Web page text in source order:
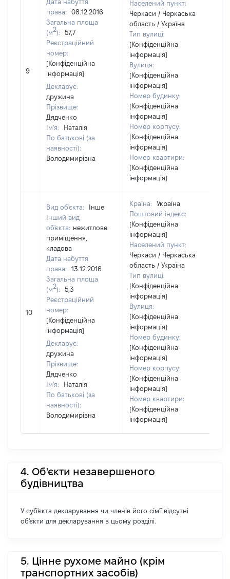
9
Дата набуття
права:
08.12.2016
Загальна площа
(м2):
57,7
Реєстраційний
номер:
[Конфіденційна
інформація]
Декларує:
дружина
Прізвище:
Дядченко
Ім'я:
Наталія
По батькові (за
наявності):
Володимирівна
Населений пункт:
Черкаси / Черкаська
область / Україна
Тип вулиці:
[Конфіденційна
інформація]
Вулиця:
[Конфіденційна
інформація]
Номер будинку:
[Конфіденційна
інформація]
Номер корпусу:
[Конфіденційна
інформація]
Номер квартири:
[Конфіденційна
інформація]
10
Вид об'єкта:
Інше
Інший вид
об'єкта: нежитлове
приміщення,
кладова
Дата набуття
права:
13.12.2016
Загальна площа
(м2):
5,3
Реєстраційний
номер:
[Конфіденційна
інформація]
Декларує:
дружина
Прізвище:
Дядченко
Ім'я:
Наталія
По батькові (за
наявності):
Володимирівна
Країна:
Україна
Поштовий індекс:
[Конфіденційна
інформація]
Населений пункт:
Черкаси / Черкаська
область / Україна
Тип вулиці:
[Конфіденційна
інформація]
Вулиця:
[Конфіденційна
інформація]
Номер будинку:
[Конфіденційна
інформація]
Номер корпусу:
[Конфіденційна
інформація]
Номер квартири:
[Конфіденційна
інформація]
4. Об'єкти незавершеного
будівництва
У суб'єкта декларування чи членів його сім'ї відсутні
об'єкти для декларування в цьому розділі.
5. Цінне рухоме майно (крім
транспортних засобів)